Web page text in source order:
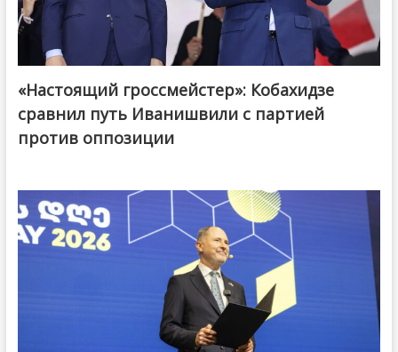
@ქართული ოცნება / Georgian Dream
«Настоящий гроссмейстер»: Кобахидзе
сравнил путь Иванишвили с партией
против оппозиции